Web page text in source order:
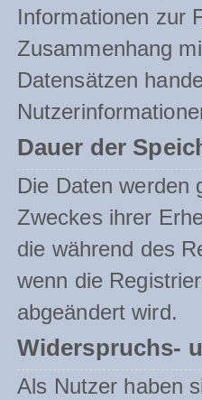
Informationen zur
Zusammenhang
Datensätzen
Dauer der
Die Daten werden
Zweckes ihrer
die während des
wenn die
abgeändert wird.
Widerspruchs-
Als Nutzer haben